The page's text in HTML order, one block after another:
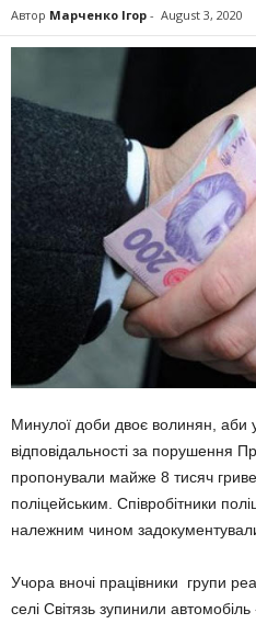
Автор Марченко Ігор - August 3, 2020
Минулої доби двоє волинян, аби
відповідальності за порушення
пропонували майже 8 тисяч
поліцейським. Співробітники
належним чином задокументували
Учора вночі працівники групи
селі Світязь зупинили